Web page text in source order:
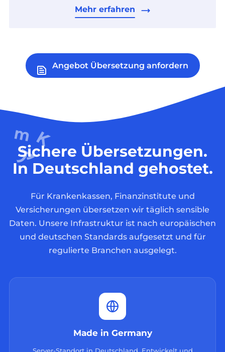
Mehr erfahren
Angebot Übersetzung anfordern
Sichere Übersetzungen.
In Deutschland gehostet.
Für Krankenkassen, Finanzinstitute und
Versicherungen übersetzen wir täglich sensible
Daten. Unsere Infrastruktur ist nach europäischen
und deutschen Standards aufgesetzt und für
regulierte Branchen ausgelegt.
Made in Germany
Server-Standort in Deutschland. Entwickelt und